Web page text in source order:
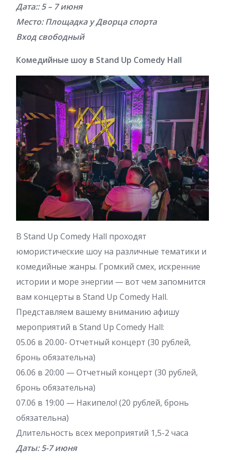
Дата:: 5 – 7 июня
Место: Площадка у Дворца спорта
Вход свободный
Комедийные шоу в Stand Up Comedy Hall
В Stand Up Comedy Hall проходят
юмористические шоу на различные тематики и
комедийные жанры. Громкий смех, искренние
истории и море энергии — вот чем запомнится
вам концерты в Stand Up Comedy Hall.
Представляем вашему вниманию афишу
мероприятий в Stand Up Comedy Hall:
05.06 в 20.00- Отчетный концерт (30 рублей,
бронь обязательна)
06.06 в 20:00 — Отчетный концерт (30 рублей,
бронь обязательна)
07.06 в 19:00 — Накипело! (20 рублей, бронь
обязательна)
Длительность всех мероприятий 1,5-2 часа
Даты: 5-7 июня